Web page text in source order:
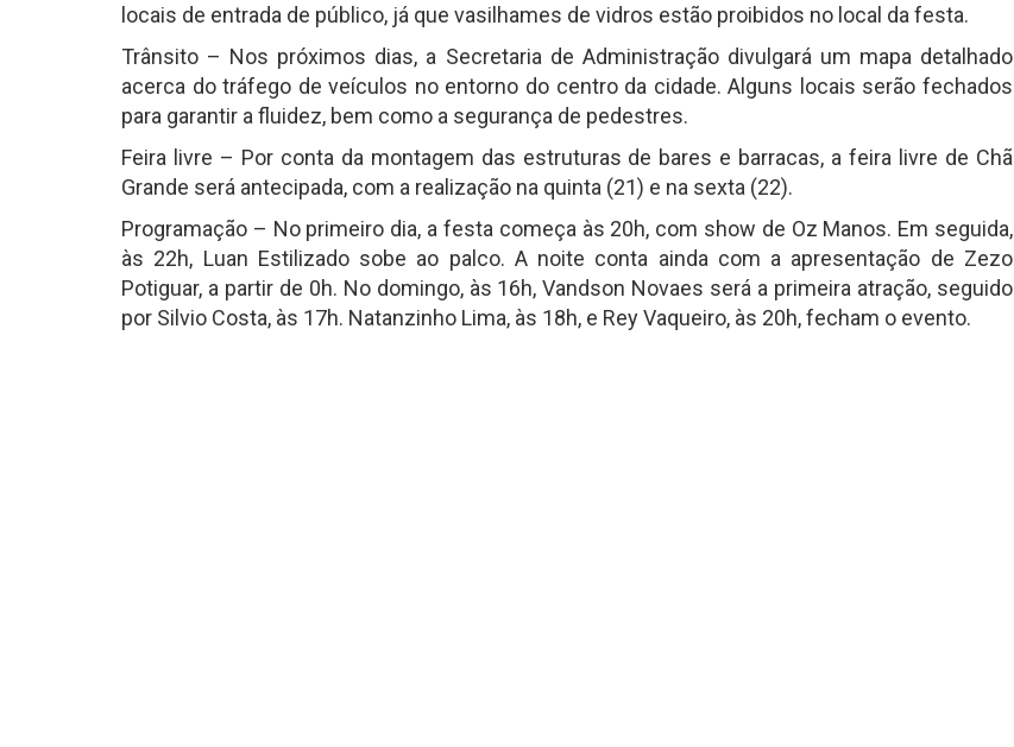
locais de entrada de público, já que vasilhames de vidros estão proibidos no local da festa.
Trânsito – Nos próximos dias, a Secretaria de Administração divulgará um mapa detalhado
acerca do tráfego de veículos no entorno do centro da cidade. Alguns locais serão fechados
para garantir a fluidez, bem como a segurança de pedestres.
Feira livre – Por conta da montagem das estruturas de bares e barracas, a feira livre de Chã
Grande será antecipada, com a realização na quinta (21) e na sexta (22).
Programação – No primeiro dia, a festa começa às 20h, com show de Oz Manos. Em seguida,
às 22h, Luan Estilizado sobe ao palco. A noite conta ainda com a apresentação de Zezo
Potiguar, a partir de 0h. No domingo, às 16h, Vandson Novaes será a primeira atração, seguido
por Silvio Costa, às 17h. Natanzinho Lima, às 18h, e Rey Vaqueiro, às 20h, fecham o evento.